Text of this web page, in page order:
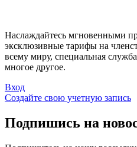
Наслаждайтесь мгновенными
эксклюзивные тарифы на
всему миру, специальная
многое другое.
Вход
Создайте свою учетную запись
Подпишись на